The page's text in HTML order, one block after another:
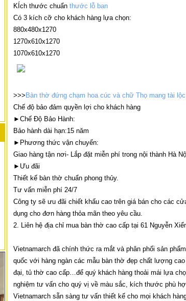
KÍch thước chuẩn thước lỗ ban
Có 3 kích cỡ cho khách hàng lựa chọn:
880x480x1270
1270x610x1270
1070x610x1270
>>> Bàn thờ đứng chạm hoa cúc và chữ Thọ mang tài
Chế độ bảo đảm quyền lợi cho khách hàng
►Chế Độ Bảo Hành:
Bảo hành dài hạn:15 năm
►Phương thức vận chuyển:
Giao hàng tận nơi- Lắp đặt miễn phí trong nội thành Hà
►Ưu đãi
Thiết kế bàn thờ chuẩn phong thủy.
Tư vấn miễn phí 24/7
Công ty sẽ ưu đãi chiết khấu cao trên giá bán cho các
dụng cho đơn hàng thỏa mãn theo yêu cầu.
2. Liên hệ địa chỉ mua bàn thờ cao cấp tại 61 Nguyễn
Vietnamarch đã chính thức ra mắt và phân phối sản
quốc với hàng ngàn các mẫu bàn thờ đẹp chất lượng
đại, tủ thờ cao cấp…để quý khách hàng thoải mái lựa
nghiệm tư vấn cho quý vị về màu sắc, kích thước phù
Vietnamarch sẵn sàng tư vấn thiết kế cho mọi khách